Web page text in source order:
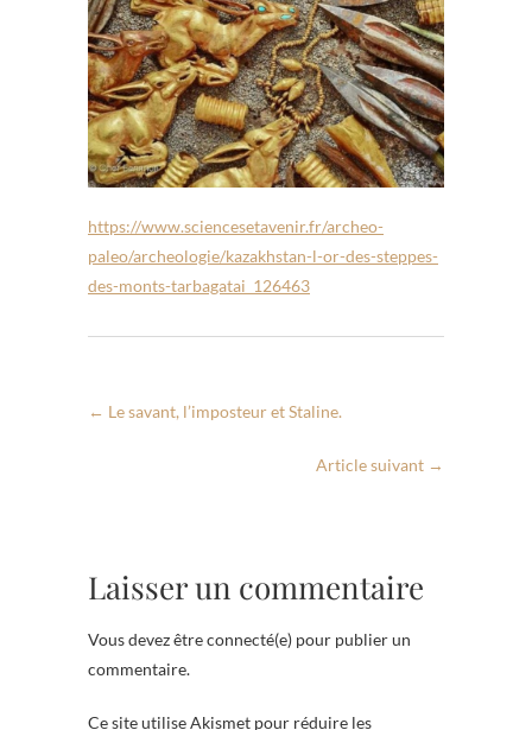
https://www.sciencesetavenir.fr/archeo-
paleo/archeologie/kazakhstan-l-or-des-steppes-
des-monts-tarbagatai_126463
← Le savant, l’imposteur et Staline.
Article suivant →
Laisser un commentaire
Vous devez être connecté(e) pour publier un
commentaire.
Ce site utilise Akismet pour réduire les